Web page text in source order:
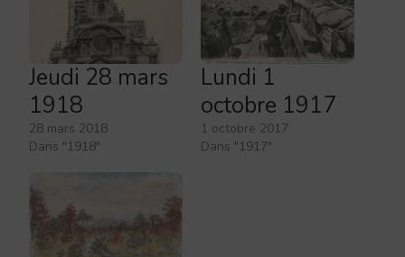
Jeudi 28 mars
1918
28 mars 2018
Dans "1918"
Lundi 1
octobre 1917
1 octobre 2017
Dans "1917"